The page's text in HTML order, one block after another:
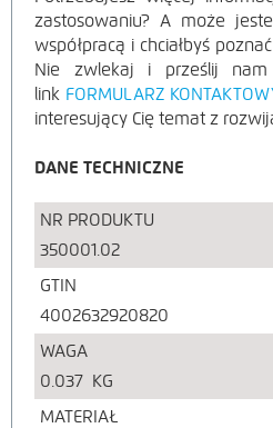
zastosowaniu? A może
współpracą i chciałbyś
Nie zwlekaj i prześlij
link FORMULARZ
interesujący Cię temat z
DANE TECHNICZNE
NR PRODUKTU
350001.02
GTIN
4002632920820
WAGA
0.037 KG
MATERIAŁ